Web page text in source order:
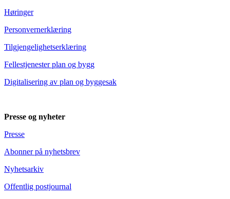
Høringer
Personvernerklæring
Tilgjengelighetserklæring
Fellestjenester plan og bygg
Digitalisering av plan og byggesak
Presse og nyheter
Presse
Abonner på nyhetsbrev
Nyhetsarkiv
Offentlig postjournal